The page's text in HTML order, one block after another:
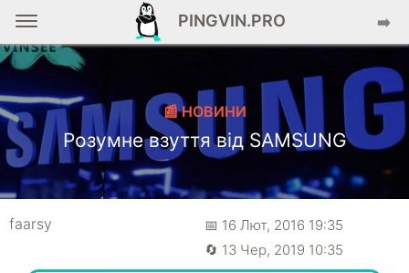
PINGVIN.PRO ➡️
📰 НОВИНИ
Розумне взуття від SAMSUNG
faarsy
📅 16 Лют, 2016 19:35
🔄 13 Чер, 2019 10:35